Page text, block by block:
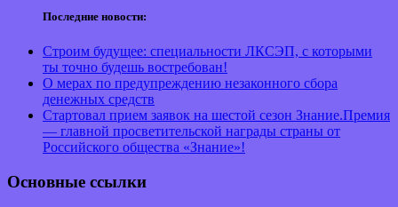
Последние новости:
Строим будущее: специальности ЛКСЭП, с которыми
ты точно будешь востребован!
О мерах по предупреждению незаконного сбора
денежных средств
Стартовал прием заявок на шестой сезон Знание.Премия
— главной просветительской награды страны от
Российского общества «Знание»!
Основные ссылки